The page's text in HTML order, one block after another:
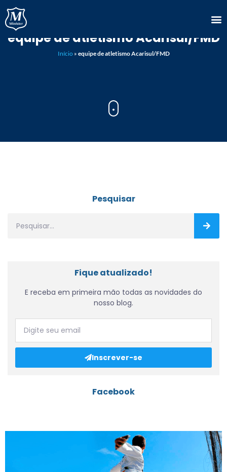
equipe de atletismo Acarisul/FMD
Início» equipe de atletismo Acarisul/FMD
Pesquisar
Fique atualizado!
E receba em primeira mão todas as novidades do
nosso blog.
Inscrever-se
Facebook